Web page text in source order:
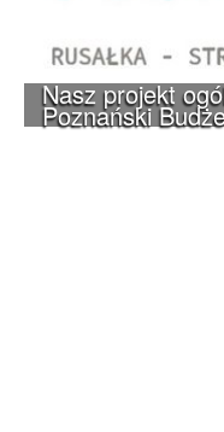
Nasz projekt
Poznański